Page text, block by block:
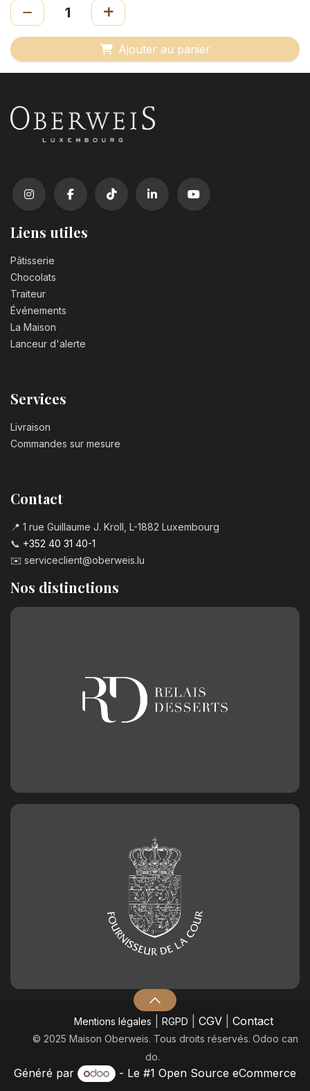
Ajouter au panier
Liens utiles
Pâtisserie
Chocolats
Traiteur
Événements
La Maison
Lanceur d'alerte
Services
Livraison
Commandes sur mesure
Contact
📍 1 rue Guillaume J. Kroll, L-1882 Luxembourg
📞 +352 40 31 40-1
✉️ serviceclient@oberweis.lu
Nos distinctions
Mentions légales RGPD CGV| Contact
© 2025 Maison Oberweis. Tous droits réservés. ​Odoo can
do.
Généré par - Le #1 Open Source eCommerce